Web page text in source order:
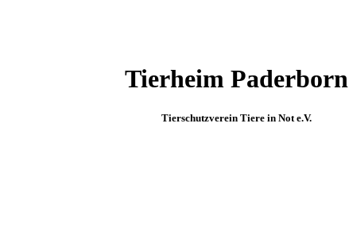
Tierheim Paderborn
Tierschutzverein Tiere in Not e.V.